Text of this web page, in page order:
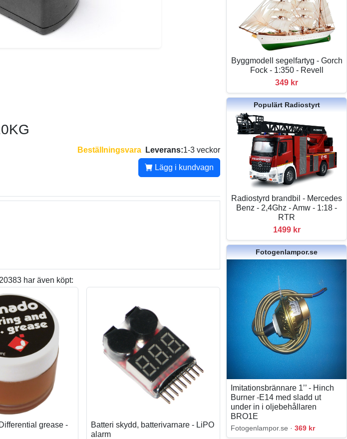
Beställningsvara Leverans:1-3 veckor
Lägg i kundvagn
har även köpt:
grease -
Batteri skydd, batterivarnare - LiPO
alarm
Byggmodell segelfartyg - Gorch
Fock - 1:350 - Revell
349 kr
Populärt Radiostyrt
Radiostyrd brandbil - Mercedes
Benz - 2,4Ghz - Amw - 1:18 -
RTR
1499 kr
Fotogenlampor.se
Imitationsbrännare 1’’ - Hinch
Burner -E14 med sladd ut
under in i oljebehållaren
BRO1E
Fotogenlampor.se ·369 kr